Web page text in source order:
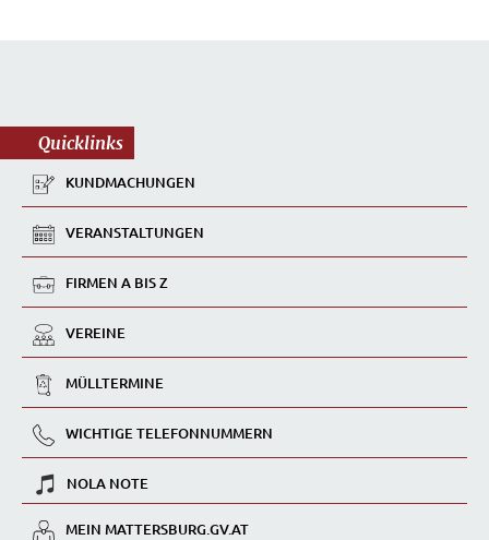
Quicklinks
KUNDMACHUNGEN
VERANSTALTUNGEN
FIRMEN A BIS Z
VEREINE
MÜLLTERMINE
WICHTIGE TELEFONNUMMERN
NOLA NOTE
MEIN MATTERSBURG.GV.AT